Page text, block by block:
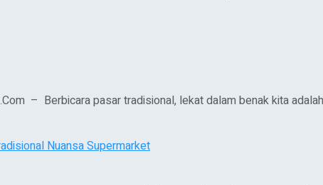
– Berbicara pasar tradisional, lekat dalam benak kita